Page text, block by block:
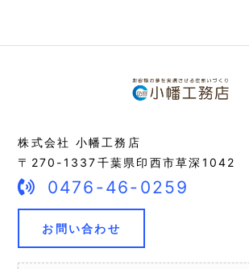
株式会社 小幡工務店
〒270-1337千葉県印西市草深1042
0476-46-0259
お問い合わせ